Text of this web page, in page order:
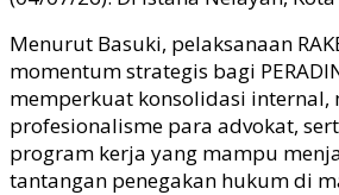
Menurut Basuki, pelaksanaan
momentum strategis bagi
memperkuat konsolidasi internal,
profesionalisme para advokat,
program kerja yang mampu
tantangan penegakan hukum di